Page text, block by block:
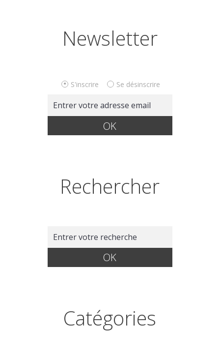
Newsletter
S'inscrire Se désinscrire
Rechercher
Catégories